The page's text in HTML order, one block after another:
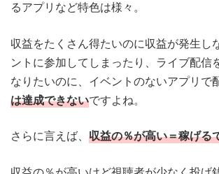
るアプリなど特色は様々。
収益をたくさん得たいのに収益が発生し
ントに参加してしまったり、ライブ配信
なりたいのに、イベントのないアプリで
は達成できないですよね。
さらに言えば、 収益の％が高い＝稼げる